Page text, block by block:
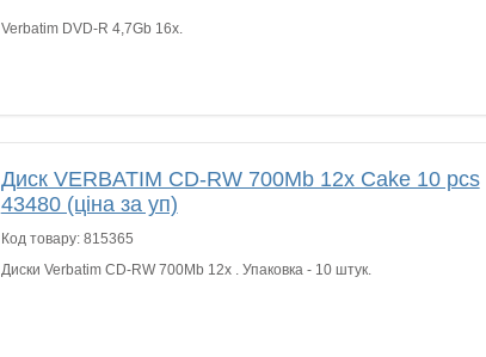
Verbatim DVD-R 4,7Gb 16x.
Диск VERBATIM CD-RW 700Mb 12x Cake 10 pcs
43480 (ціна за уп)
Код товару: 815365
Диски Verbatim CD-RW 700Mb 12x . Упаковка - 10 штук.